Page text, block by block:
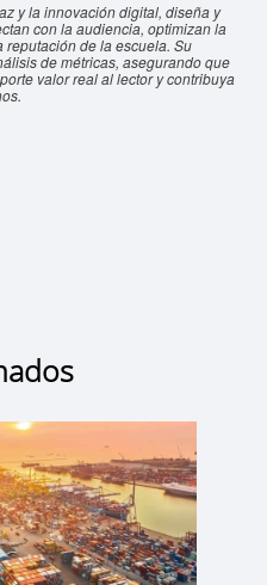
y la innovación digital, diseña y
con la audiencia, optimizan la
de la escuela. Su
de métricas, asegurando que
valor real al lector y contribuya